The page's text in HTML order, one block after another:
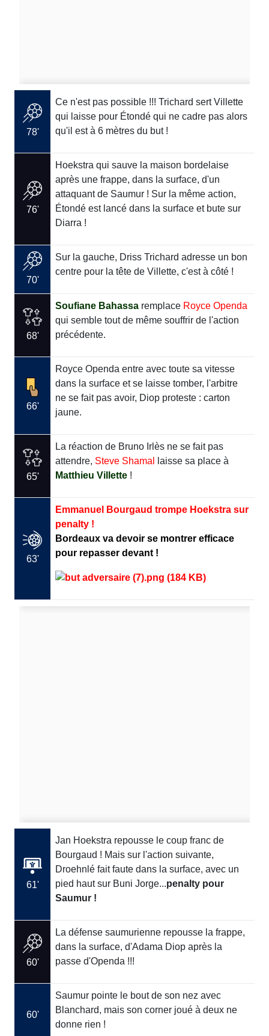
78'
Ce n'est pas possible !!! Trichard sert Villette
qui laisse pour Étondé qui ne cadre pas alors
qu'il est à 6 mètres du but !
76'
Hoekstra qui sauve la maison bordelaise
après une frappe, dans la surface, d'un
attaquant de Saumur ! Sur la même action,
Étondé est lancé dans la surface et bute sur
Diarra !
70'
Sur la gauche, Driss Trichard adresse un bon
centre pour la tête de Villette, c'est à côté !
68'
Soufiane Bahassa remplace Royce Openda
qui semble tout de même souffrir de l'action
précédente.
66'
Royce Openda entre avec toute sa vitesse
dans la surface et se laisse tomber, l'arbitre
ne se fait pas avoir, Diop proteste : carton
jaune.
65'
La réaction de Bruno Irlès ne se fait pas
attendre, Steve Shamal
laisse sa place à
Matthieu Villette !
63'
Emmanuel Bourgaud trompe Hoekstra sur
penalty !
Bordeaux va devoir se montrer efficace
pour repasser devant !
61'
Jan Hoekstra repousse le coup franc de
Bourgaud ! Mais sur l'action suivante,
Droehnlé fait faute dans la surface, avec un
pied haut sur Buni Jorge...penalty pour
Saumur !
60'
La défense saumurienne repousse la frappe,
dans la surface, d'Adama Diop après la
passe d'Openda !!!
60'
Saumur pointe le bout de son nez avec
Blanchard, mais son corner joué à deux ne
donne rien !